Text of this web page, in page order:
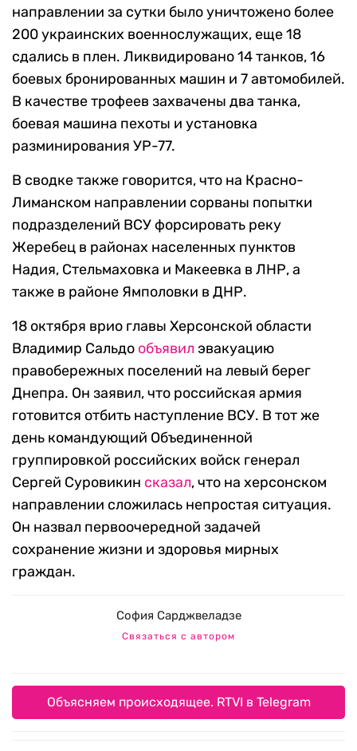
направлении за сутки было уничтожено более
200 украинских военнослужащих, еще 18
сдались в плен. Ликвидировано 14 танков, 16
боевых бронированных машин и 7 автомобилей.
В качестве трофеев захвачены два танка,
боевая машина пехоты и установка
разминирования УР-77.
В сводке также говорится, что на Красно-
Лиманском направлении сорваны попытки
подразделений ВСУ форсировать реку
Жеребец в районах населенных пунктов
Надия, Стельмаховка и Макеевка в ЛНР, а
также в районе Ямполовки в ДНР.
18 октября врио главы Херсонской области
Владимир Сальдо объявил эвакуацию
правобережных поселений на левый берег
Днепра. Он заявил, что российская армия
готовится отбить наступление ВСУ. В тот же
день командующий Объединенной
группировкой российских войск генерал
Сергей Суровикин сказал, что на херсонском
направлении сложилась непростая ситуация.
Он назвал первоочередной задачей
сохранение жизни и здоровья мирных
граждан.
София Сарджвеладзе
Связаться с автором
Объясняем происходящее. RTVI в Telegram